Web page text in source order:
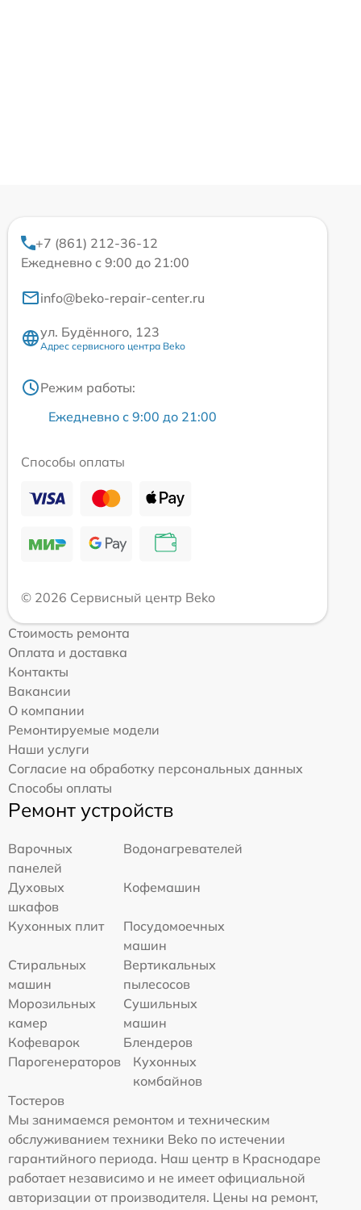
+7 (861) 212-36-12
Ежедневно с 9:00 до 21:00
info@beko-repair-center.ru
ул. Будённого, 123
Адрес сервисного центра Beko
Режим работы:
Ежедневно с 9:00 до 21:00
Способы оплаты
© 2026 Сервисный центр Beko
Стоимость ремонта
Оплата и доставка
Контакты
Вакансии
О компании
Ремонтируемые модели
Наши услуги
Согласие на обработку персональных данных
Способы оплаты
Ремонт устройств
Варочных
панелей
Водонагревателей
Духовых
шкафов
Кофемашин
Кухонных плит
Посудомоечных
машин
Стиральных
машин
Вертикальных
пылесосов
Морозильных
камер
Сушильных
машин
Кофеварок
Блендеров
Парогенераторов
Кухонных
комбайнов
Тостеров
Мы занимаемся ремонтом и техническим
обслуживанием техники Beko по истечении
гарантийного периода. Наш центр в Краснодаре
работает независимо и не имеет официальной
авторизации от производителя. Цены на ремонт,